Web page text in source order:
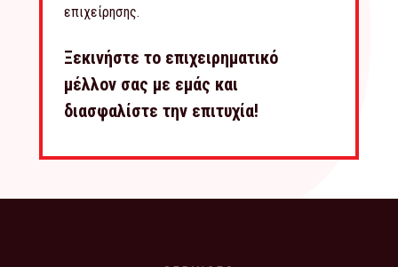
επιχείρησης.
Ξεκινήστε το επιχειρηματικό
μέλλον σας με εμάς και
διασφαλίστε την επιτυχία!